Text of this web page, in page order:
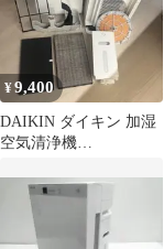
¥9,400
DAIKIN ダイキン 加湿
空気清浄機